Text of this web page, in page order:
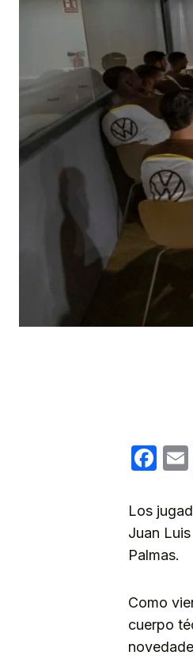
Los
Juan
Palmas.
Como
cuerpo